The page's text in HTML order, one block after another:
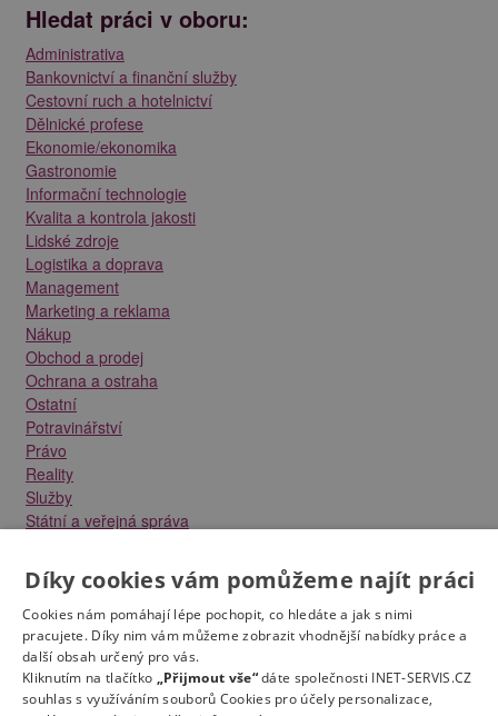
Hledat práci v oboru:
Administrativa
Bankovnictví a finanční služby
Cestovní ruch a hotelnictví
Dělnické profese
Ekonomie/ekonomika
Gastronomie
Informační technologie
Kvalita a kontrola jakosti
Lidské zdroje
Logistika a doprava
Management
Marketing a reklama
Nákup
Obchod a prodej
Ochrana a ostraha
Ostatní
Potravinářství
Právo
Reality
Služby
Státní a veřejná správa
Strojírenství
Technika a elektrotechnika
Tvůrčí práce a design
Výroba
Vzdělávání a školství
Zdravotnictví
Zemědělství, lesnictví a vodní hospodářství
Díky cookies vám pomůžeme najít práci
Cookies nám pomáhají lépe pochopit, co hledáte a jak s nimi
pracujete. Díky nim vám můžeme zobrazit vhodnější nabídky práce a
další obsah určený pro vás.
Kliknutím na tlačítko „Přijmout vše“dáte společnosti INET-SERVIS.CZ
souhlas s využíváním souborů Cookies pro účely personalizace,